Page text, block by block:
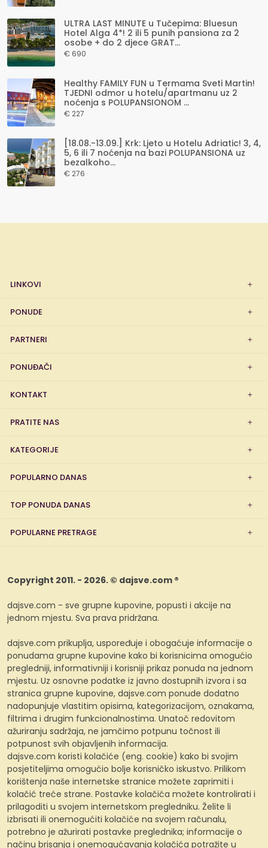
ULTRA LAST MINUTE u Tučepima: Bluesun
Hotel Alga 4*! 2 ili 5 punih pansiona za 2
osobe + do 2 djece GRAT...
€ 690
Healthy FAMILY FUN u Termama Sveti Martin!
TJEDNI odmor u hotelu/apartmanu uz 2
noćenja s POLUPANSIONOM ...
€ 227
[18.08.-13.09.] Krk: Ljeto u Hotelu Adriatic! 3, 4,
5, 6 ili 7 noćenja na bazi POLUPANSIONA uz
bezalkoho...
€ 276
LINKOVI
PONUDE
PARTNERI
PONUĐAČI
KONTAKT
PRATITE NAS
KATEGORIJE
POPULARNO DANAS
TOP PONUDA DANAS
POPULARNE PRETRAGE
Copyright 2011. - 2026. © dajsve.com ®
dajsve.com - sve grupne kupovine, popusti i akcije na
jednom mjestu. Sva prava pridržana.
dajsve.com prikuplja, uspoređuje i obogaćuje informacije o
ponudama grupne kupovine kako bi korisnicima omogućio
pregledniji, informativniji i korisniji prikaz ponuda na jednom
mjestu. Uz osnovne podatke iz javno dostupnih izvora i sa
stranica grupne kupovine, dajsve.com ponude dodatno
nadopunjuje vlastitim opisima, kategorizacijom, oznakama,
filtrima i drugim funkcionalnostima. Unatoč redovitom
ažuriranju sadržaja, ne jamčimo potpunu točnost ili
potpunost svih objavljenih informacija.
dajsve.com koristi kolačiće (eng. cookie) kako bi svojim
posjetiteljima omogućio bolje korisničko iskustvo. Prilikom
korištenja naše internetske stranice možete zaprimiti i
kolačić treće strane. Postavke kolačića možete kontrolirati i
prilagoditi u svojem internetskom pregledniku. Želite li
izbrisati ili onemogućiti kolačiće na svojem računalu,
potrebno je ažurirati postavke preglednika; informacije o
načinu brisanja i onemogućavanja kolačića potražite u